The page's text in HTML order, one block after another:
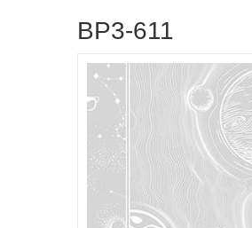
ВР3-611